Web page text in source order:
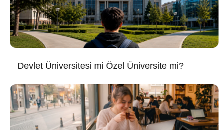
Devlet Üniversitesi mi Özel Üniversite mi?